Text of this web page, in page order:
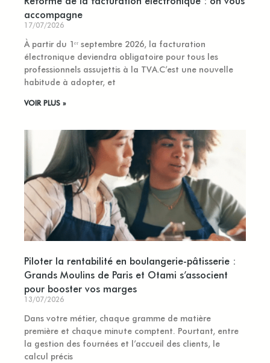
accompagne
17/07/2026
À partir du 1ᵉʳ septembre 2026, la facturation
électronique deviendra obligatoire pour tous les
professionnels assujettis à la TVA.C’est une nouvelle
habitude à adopter, et
VOIR PLUS »
Piloter la rentabilité en boulangerie-pâtisserie :
Grands Moulins de Paris et Otami s’associent
pour booster vos marges
13/07/2026
Dans votre métier, chaque gramme de matière
première et chaque minute comptent. Pourtant, entre
la gestion des fournées et l’accueil des clients, le
calcul précis